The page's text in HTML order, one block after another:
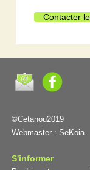
Contacter
©Cetanou2019
Webmaster : SeKoia
S'informer